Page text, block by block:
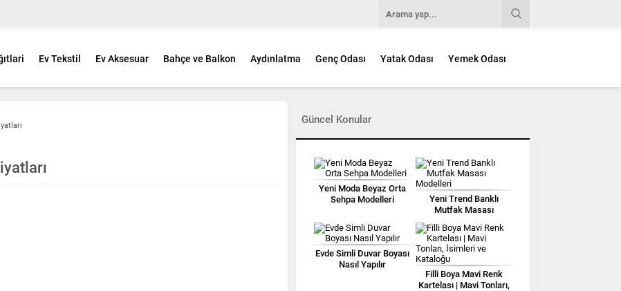
Ev Tekstil Ev Aksesuar Bahçe ve Balkon Aydınlatma Genç Odası Yatak Odası Yemek Odası
Güncel Konular
Yeni Moda Beyaz Orta
Sehpa Modelleri
Yeni Trend Banklı
Mutfak Masası
Evde Simli Duvar Boyası
Nasıl Yapılır
Filli Boya Mavi Renk
Kartelası | Mavi Tonları,